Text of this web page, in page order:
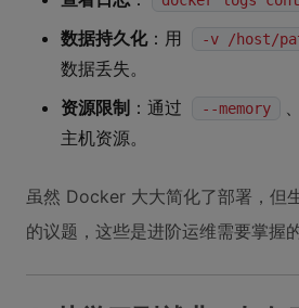
数据持久化：用 -v /host/
数据丢失。
资源限制 ：通过 --memory 、
主机资源。
虽然 Docker 大大简化了部署，但
的议题，这些是进阶运维需要掌握的